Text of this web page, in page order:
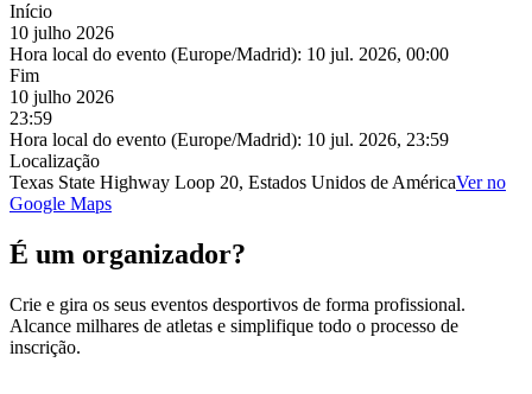
Início
10 julho 2026
Hora local do evento (Europe/Madrid): 10 jul. 2026, 00:00
Fim
10 julho 2026
23:59
Hora local do evento (Europe/Madrid): 10 jul. 2026, 23:59
Localização
Texas State Highway Loop 20, Estados Unidos de AméricaVer no
Google Maps
É um organizador?
Crie e gira os seus eventos desportivos de forma profissional.
Alcance milhares de atletas e simplifique todo o processo de
inscrição.